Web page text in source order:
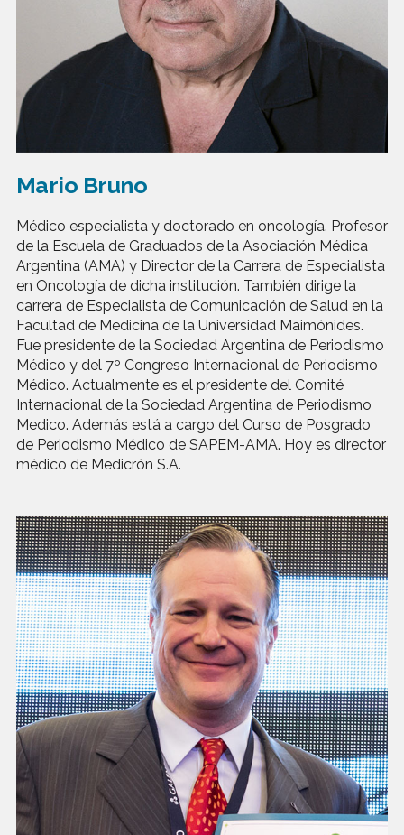
Mario Bruno
Médico especialista y doctorado en oncología. Profesor
de la Escuela de Graduados de la Asociación Médica
Argentina (AMA) y Director de la Carrera de Especialista
en Oncología de dicha institución. También dirige la
carrera de Especialista de Comunicación de Salud en la
Facultad de Medicina de la Universidad Maimónides.
Fue presidente de la Sociedad Argentina de Periodismo
Médico y del 7º Congreso Internacional de Periodismo
Médico. Actualmente es el presidente del Comité
Internacional de la Sociedad Argentina de Periodismo
Medico. Además está a cargo del Curso de Posgrado
de Periodismo Médico de SAPEM-AMA. Hoy es director
médico de Medicrón S.A.